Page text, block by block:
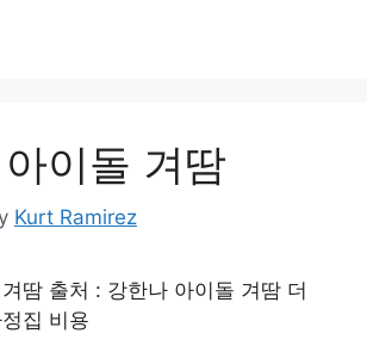
이돌 겨땀
Kurt Ramirez
땀 출처 : 강한나 아이돌 겨땀 더
집 비용